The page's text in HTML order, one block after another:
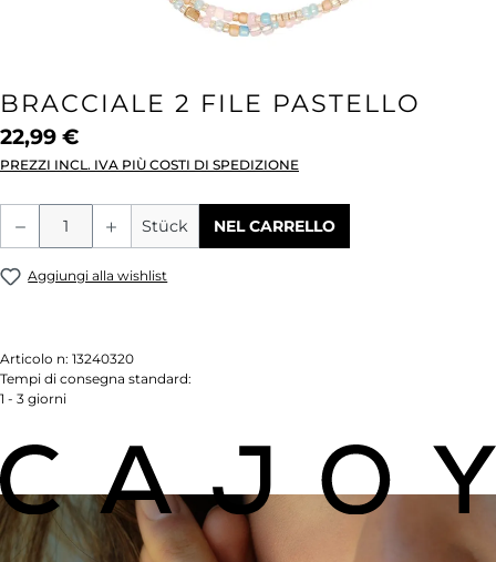
BRACCIALE 2 FILE PASTELLO
22,99 €
PREZZI INCL. IVA PIÙ COSTI DI SPEDIZIONE
Quantità del prodotto: inserisci la
Stück NEL CARRELLO
Aggiungi alla wishlist
Articolo n: 13240320
Tempi di consegna standard:
1 - 3 giorni